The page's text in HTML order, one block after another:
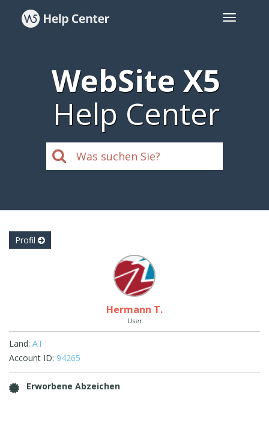
WebSite X5
Help Center
Profil
Hermann T.
User
Land: AT
Account ID: 94265
Erworbene Abzeichen